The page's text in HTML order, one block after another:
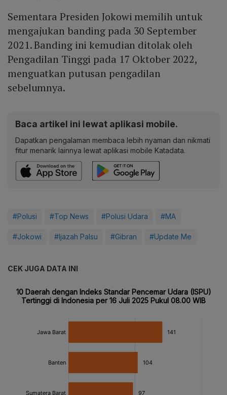
Sementara Presiden Jokowi memilih untuk
mengajukan banding pada 30 September
2021. Banding ini kemudian ditolak oleh
Pengadilan Tinggi pada 17 Oktober 2022,
menguatkan putusan pengadilan
sebelumnya.
Baca artikel ini lewat aplikasi mobile.
Dapatkan pengalaman membaca lebih nyaman dan nikmati
fitur menarik lainnya lewat aplikasi mobile Katadata.
#Polusi #Top News #Polusi Udara #MA
#Jokowi #Ijazah Palsu #Gibran #Update Me
CEK JUGA DATA INI